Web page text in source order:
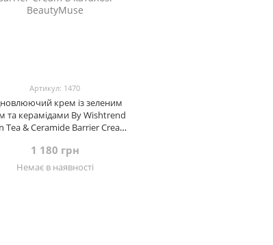
Артикул: 1470
крем із зеленим
та керамідами By Wishtrend
Tea & Ceramide Barrier Cream,
1 180 грн
Немає в наявності